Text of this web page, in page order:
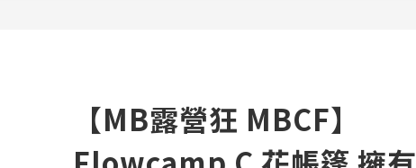
【MB露營狂 MBCF】